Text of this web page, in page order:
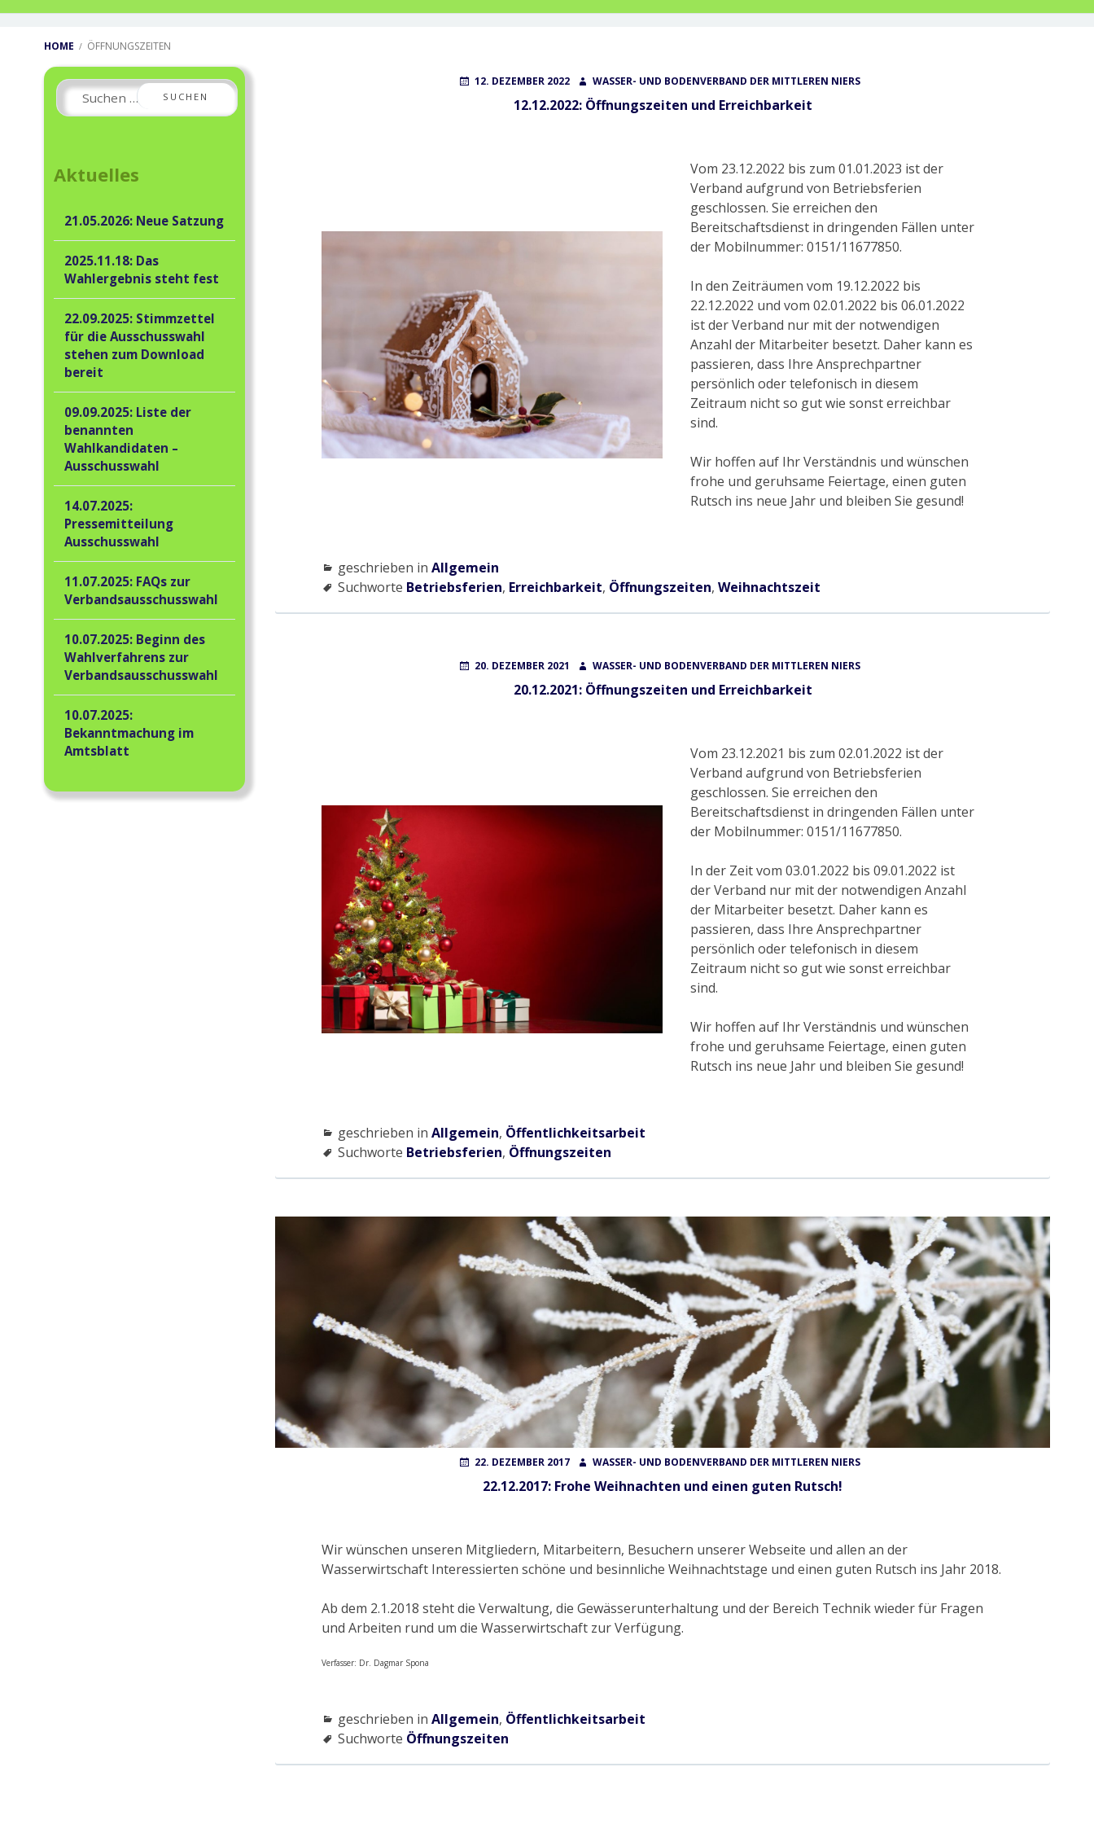
Breadcrumbs
HOME ÖFFNUNGSZEITEN
POSTED
12. DEZEMBER 2022 AUTHOR
WASSER- UND BODENVERBAND DER MITTLEREN NIERS
12.12.2022: Öffnungszeiten und Erreichbarkeit
Vom 23.12.2022 bis zum 01.01.2023 ist der
Verband aufgrund von Betriebsferien
geschlossen. Sie erreichen den
Bereitschaftsdienst in dringenden Fällen unter
der Mobilnummer: 0151/11677850.
In den Zeiträumen vom 19.12.2022 bis
22.12.2022 und vom 02.01.2022 bis 06.01.2022
ist der Verband nur mit der notwendigen
Anzahl der Mitarbeiter besetzt. Daher kann es
passieren, dass Ihre Ansprechpartner
persönlich oder telefonisch in diesem
Zeitraum nicht so gut wie sonst erreichbar
sind.
Wir hoffen auf Ihr Verständnis und wünschen
frohe und geruhsame Feiertage, einen guten
Rutsch ins neue Jahr und bleiben Sie gesund!
geschrieben inAllgemein
Suchworte Betriebsferien, Erreichbarkeit, Öffnungszeiten,Weihnachtszeit
POSTED
20. DEZEMBER 2021 AUTHOR
WASSER- UND BODENVERBAND DER MITTLEREN NIERS
20.12.2021: Öffnungszeiten und Erreichbarkeit
Vom 23.12.2021 bis zum 02.01.2022 ist der
Verband aufgrund von Betriebsferien
geschlossen. Sie erreichen den
Bereitschaftsdienst in dringenden Fällen unter
der Mobilnummer: 0151/11677850.
In der Zeit vom 03.01.2022 bis 09.01.2022 ist
der Verband nur mit der notwendigen Anzahl
der Mitarbeiter besetzt. Daher kann es
passieren, dass Ihre Ansprechpartner
persönlich oder telefonisch in diesem
Zeitraum nicht so gut wie sonst erreichbar
sind.
Wir hoffen auf Ihr Verständnis und wünschen
frohe und geruhsame Feiertage, einen guten
Rutsch ins neue Jahr und bleiben Sie gesund!
geschrieben inAllgemein, Öffentlichkeitsarbeit
Suchworte Betriebsferien, Öffnungszeiten
POSTED
22. DEZEMBER 2017 AUTHOR
WASSER- UND BODENVERBAND DER MITTLEREN NIERS
22.12.2017: Frohe Weihnachten und einen guten Rutsch!
Wir wünschen unseren Mitgliedern, Mitarbeitern, Besuchern unserer Webseite und allen an der
Wasserwirtschaft Interessierten schöne und besinnliche Weihnachtstage und einen guten Rutsch ins Jahr 2018.
Ab dem 2.1.2018 steht die Verwaltung, die Gewässerunterhaltung und der Bereich Technik wieder für Fragen
und Arbeiten rund um die Wasserwirtschaft zur Verfügung.
Verfasser: Dr. Dagmar Spona
geschrieben inAllgemein, Öffentlichkeitsarbeit
Suchworte Öffnungszeiten
Primary
Sidebar
Suchen
nach:
Aktuelles
21.05.2026: Neue Satzung
2025.11.18: Das
Wahlergebnis steht fest
22.09.2025: Stimmzettel
für die Ausschusswahl
stehen zum Download
bereit
09.09.2025: Liste der
benannten
Wahlkandidaten –
Ausschusswahl
14.07.2025:
Pressemitteilung
Ausschusswahl
11.07.2025: FAQs zur
Verbandsausschusswahl
10.07.2025: Beginn des
Wahlverfahrens zur
Verbandsausschusswahl
10.07.2025:
Bekanntmachung im
Amtsblatt